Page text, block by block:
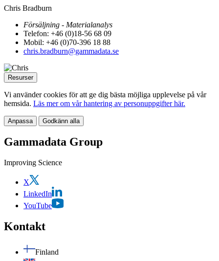
Chris Bradburn
Försäljning - Materialanalys
Telefon: +46 (0)18-56 68 09
Mobil: +46 (0)70-396 18 88
chris.bradburn@gammadata.se
Resurser
Vi använder cookies för att ge dig bästa möjliga upplevelse på vår
hemsida. Läs mer om vår hantering av personuppgifter här.
Anpassa Godkänn alla
Gammadata Group
Improving Science
X
LinkedIn
YouTube
Kontakt
Finland